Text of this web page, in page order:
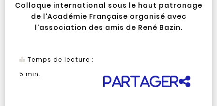
Colloque international sous le haut patronage
de l'Académie Française organisé avec
l'association des amis de René Bazin.
Temps de lecture :
5 min.
Partager